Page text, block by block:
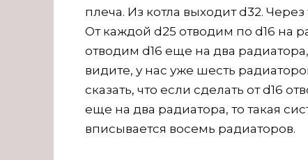
плеча. Из котла выходит d32.
От каждой d25 отводим по d16 на
отводим d16 еще на два
видите, у нас уже шесть
сказать, что если сделать от d16
еще на два радиатора, то такая
вписывается восемь радиаторов.